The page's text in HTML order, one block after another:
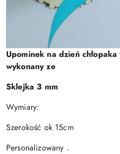
Upominek na dzień
wykonany ze
Sklejka 3 mm
Wymiary:
Szerokość ok 15cm
Personalizowany .